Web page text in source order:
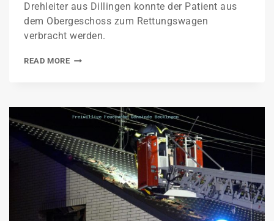
Drehleiter aus Dillingen konnte der Patient aus
dem Obergeschoss zum Rettungswagen
verbracht werden.
READ MORE